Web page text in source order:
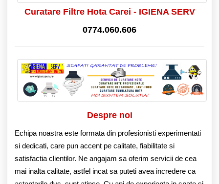
Curatare Filtre Hota Carei - IGIENA SERV
0774.060.606
Despre noi
Echipa noastra este formata din profesionisti experimentati
si dedicati, care pun accent pe calitate, fiabilitate si
satisfactia clientilor. Ne angajam sa oferim servicii de cea
mai inalta calitate, astfel incat sa puteti avea incredere ca